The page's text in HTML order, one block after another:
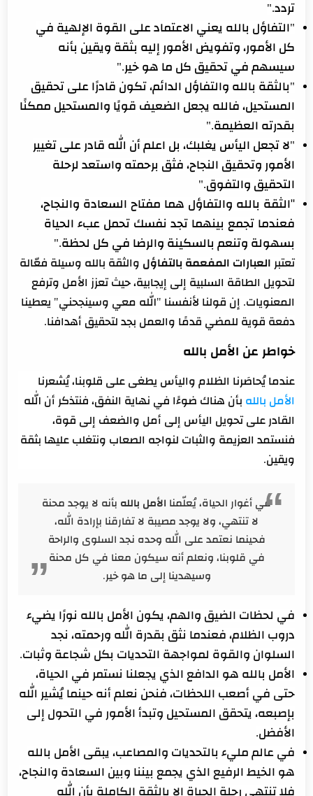
تردد."
"التفاؤل بالله يعني الاعتماد على القوة الإلهية في
كل الأمور، وتفويض الأمور إليه بثقة ويقين بأنه
سيسهم في تحقيق كل ما هو خير."
"بالثقة بالله والتفاؤل الدائم، تكون قادرًا على تحقيق
المستحيل، فالله يجعل الضعيف قويًا والمستحيل ممكنًا
بقدرته العظيمة."
"لا تجعل اليأس يغلبك، بل اعلم أن الله قادر على تغيير
الأمور وتحقيق النجاح، فثق برحمته واستعد لرحلة
التحقيق والتفوق."
"الثقة بالله والتفاؤل هما مفتاح السعادة والنجاح،
فعندما تجمع بينهما تجد نفسك تحمل عبء الحياة
بسهولة وتنعم بالسكينة والرضا في كل لحظة."
تعتبر العبارات المفعمة بالتفاؤل والثقة بالله وسيلة فعّالة
لتحويل الطاقة السلبية إلى إيجابية، حيث تعزز الأمل وترفع
المعنويات. إن قولنا لأنفسنا "الله معي وسينجحني" يعطينا
دفعة قوية للمضي قدمًا والعمل بجد لتحقيق أهدافنا.
خواطر عن الأمل بالله
عندما يُحاصَرنا الظلام واليأس يطغى على قلوبنا، يُشعرنا
الأمل بالله بأن هناك ضوءًا في نهاية النفق، فنتذكر أن الله
القادر على تحويل اليأس إلى أمل والضعف إلى قوة،
فنستمد العزيمة والثبات لنواجه الصعاب ونتغلب عليها بثقة
ويقين.
في أغوار الحياة، يُعلّمنا الأمل بالله بأنه لا يوجد محنة
لا تنتهي، ولا يوجد مصيبة لا تفارقنا بإرادة الله،
فحينما نعتمد على الله وحده نجد السلوى والراحة
في قلوبنا، ونعلم أنه سيكون معنا في كل محنة
وسيهدينا إلى ما هو خير.
في لحظات الضيق والهم، يكون الأمل بالله نورًا يضيء
دروب الظلام، فعندما نثق بقدرة الله ورحمته، نجد
السلوان والقوة لمواجهة التحديات بكل شجاعة وثبات.
الأمل بالله هو الدافع الذي يجعلنا نستمر في الحياة،
حتى في أصعب اللحظات، فنحن نعلم أنه حينما يُشير الله
بإصبعه، يتحقق المستحيل وتبدأ الأمور في التحول إلى
الأفضل.
في عالم مليء بالتحديات والمصاعب، يبقى الأمل بالله
هو الخيط الرفيع الذي يجمع بيننا وبين السعادة والنجاح،
فلا تنتهي رحلة الحياة إلا بالثقة الكاملة بأن الله